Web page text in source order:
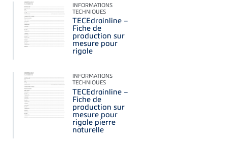
INFORMATIONS
TECHNIQUES
TECEdrainline –
Fiche de
production sur
mesure pour
rigole
INFORMATIONS
TECHNIQUES
TECEdrainline –
Fiche de
production sur
mesure pour
rigole pierre
naturelle